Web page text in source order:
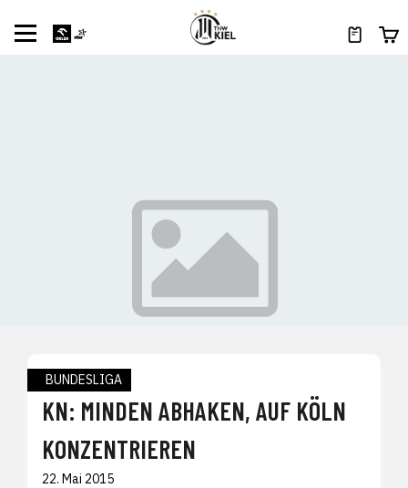
BUNDESLIGA
KN: MINDEN ABHAKEN, AUF KÖLN
KONZENTRIEREN
22. Mai 2015